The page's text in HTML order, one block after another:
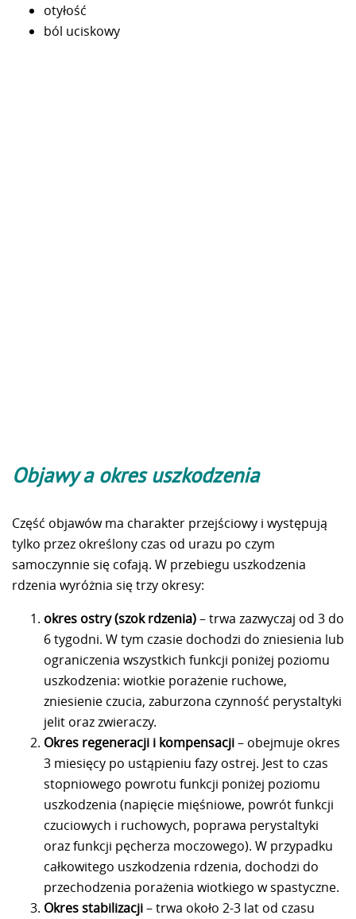
otyłość
ból uciskowy
Objawy a okres uszkodzenia
Część objawów ma charakter przejściowy i występują
tylko przez określony czas od urazu po czym
samoczynnie się cofają. W przebiegu uszkodzenia
rdzenia wyróżnia się trzy okresy:
okres ostry (szok rdzenia)– trwa zazwyczaj od 3 do
6 tygodni. W tym czasie dochodzi do zniesienia lub
ograniczenia wszystkich funkcji poniżej poziomu
uszkodzenia: wiotkie porażenie ruchowe,
zniesienie czucia, zaburzona czynność perystaltyki
jelit oraz zwieraczy.
Okres regeneracji i kompensacji– obejmuje okres
3 miesięcy po ustąpieniu fazy ostrej. Jest to czas
stopniowego powrotu funkcji poniżej poziomu
uszkodzenia (napięcie mięśniowe, powrót funkcji
czuciowych i ruchowych, poprawa perystaltyki
oraz funkcji pęcherza moczowego). W przypadku
całkowitego uszkodzenia rdzenia, dochodzi do
przechodzenia porażenia wiotkiego w spastyczne.
Okres stabilizacji– trwa około 2-3 lat od czasu